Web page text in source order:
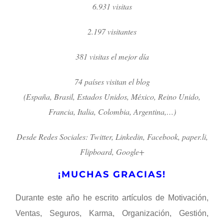
6.931 visitas
2.197 visitantes
381 visitas el mejor día
74 países visitan el blog
(España, Brasil, Estados Unidos, México, Reino Unido,
Francia, Italia, Colombia, Argentina,…)
Desde Redes Sociales: Twitter, Linkedin, Facebook, paper.li,
Flipboard, Google+
¡MUCHAS GRACIAS!
Durante este año he escrito artículos de Motivación,
Ventas, Seguros, Karma, Organización, Gestión,